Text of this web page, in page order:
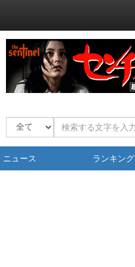
ニュース ランキング